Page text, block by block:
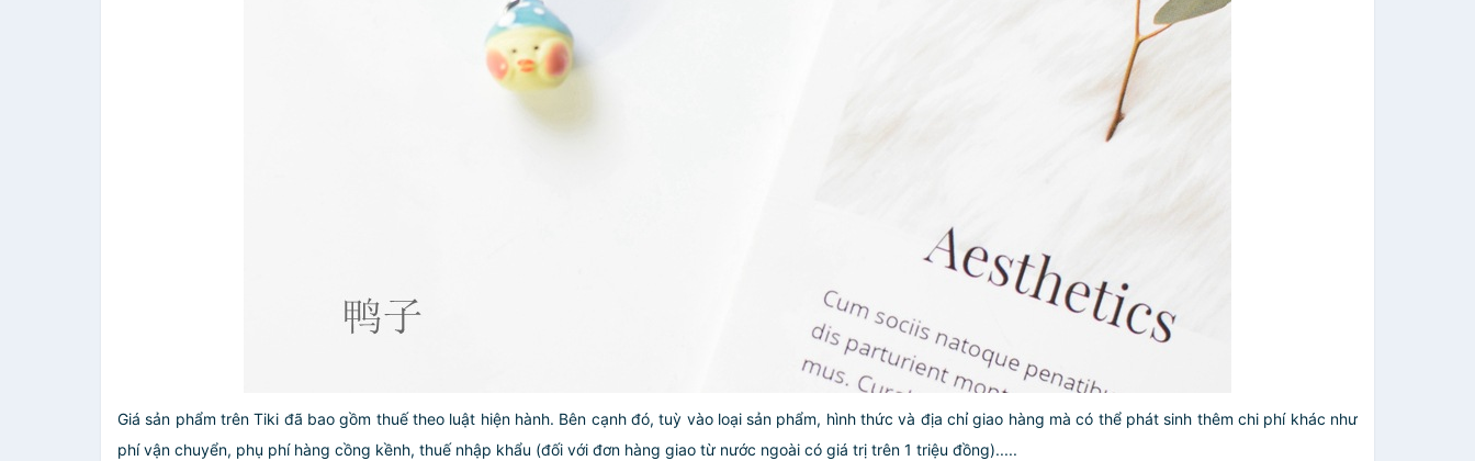
Giá sản phẩm trên Tiki đã bao gồm thuế theo luật hiện hành. Bên cạnh đó, tuỳ vào loại sản phẩm, hình thức và địa chỉ giao hàng mà có thể phát sinh thêm chi phí khác như
phí vận chuyển, phụ phí hàng cồng kềnh, thuế nhập khẩu (đối với đơn hàng giao từ nước ngoài có giá trị trên 1 triệu đồng).....